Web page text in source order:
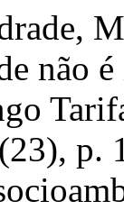
não
p.